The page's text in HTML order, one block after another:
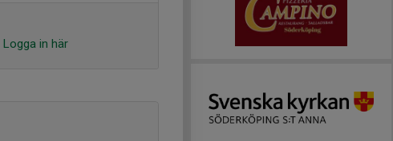
Logga in här